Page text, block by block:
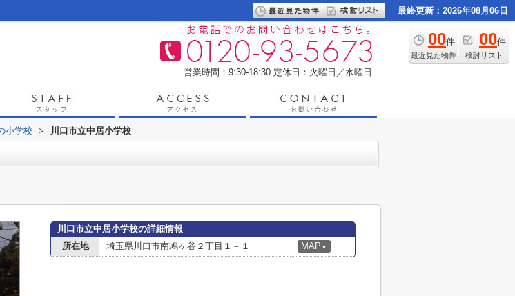
最終更新：2026年08月06日
00件
最近見た物件
00件
検討リスト
営業時間：9:30-18:30 定休日：火曜日／水曜日
小学校 > 川口市立中居小学校
川口市立中居小学校の詳細情報
所在地
埼玉県川口市南鳩ヶ谷２丁目１－１ MAP ▼